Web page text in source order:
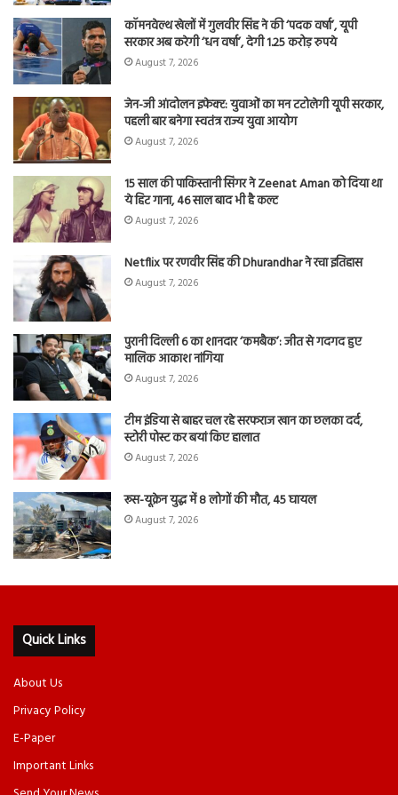
कॉमनवेल्थ खेलों में गुलवीर सिंह ने की ‘पदक वर्षा’, यूपी
सरकार अब करेगी ‘धन वर्षा’, देगी 1.25 करोड़ रुपये
August 7, 2026
जेन-जी आंदोलन इफेक्ट: युवाओं का मन टटोलेगी यूपी सरकार,
पहली बार बनेगा स्वतंत्र राज्य युवा आयोग
August 7, 2026
15 साल की पाकिस्तानी सिंगर ने Zeenat Aman को दिया था
ये हिट गाना, 46 साल बाद भी है कल्ट
August 7, 2026
Netflix पर रणवीर सिंह की Dhurandhar ने रचा इतिहास
August 7, 2026
पुरानी दिल्ली 6 का शानदार ‘कमबैक’: जीत से गदगद हुए
मालिक आकाश नांगिया
August 7, 2026
टीम इंडिया से बाहर चल रहे सरफराज खान का छलका दर्द,
स्टोरी पोस्ट कर बयां किए हालात
August 7, 2026
रूस-यूक्रेन युद्ध में 8 लोगों की मौत, 45 घायल
August 7, 2026
Quick Links
About Us
Privacy Policy
E-Paper
Important Links